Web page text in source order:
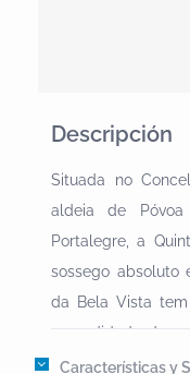
Descripción
Situada no
aldeia de
Portalegre, a
sossego absoluto
da Bela Vista
comodidade de
mobílias
Características y